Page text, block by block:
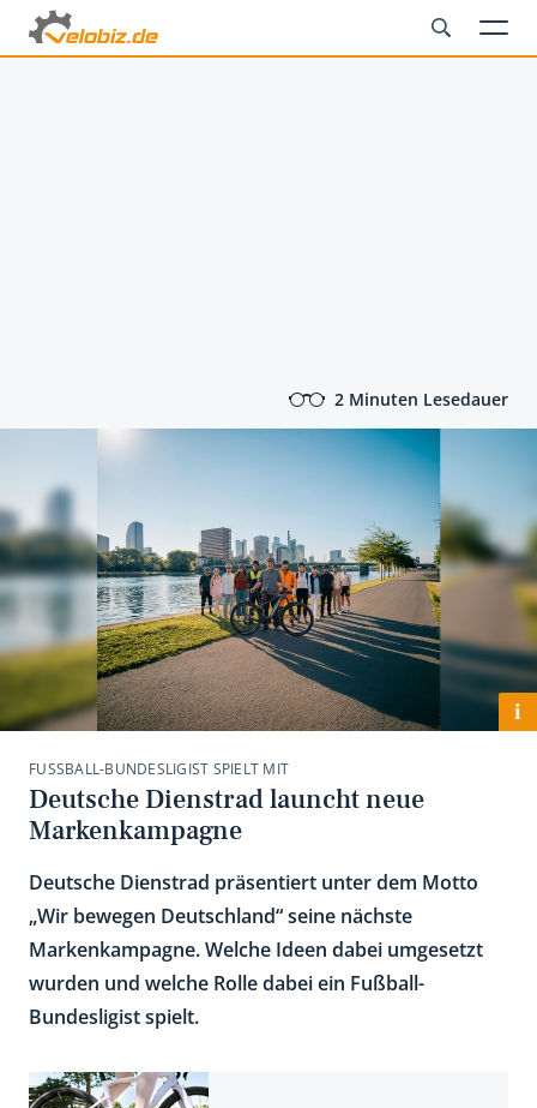
2 Minuten Lesedauer
i
FUSSBALL-BUNDESLIGIST SPIELT MIT
Deutsche Dienstrad launcht neue
Markenkampagne
Deutsche Dienstrad präsentiert unter dem Motto
„Wir bewegen Deutschland“ seine nächste
Markenkampagne. Welche Ideen dabei umgesetzt
wurden und welche Rolle dabei ein Fußball-
Bundesligist spielt.